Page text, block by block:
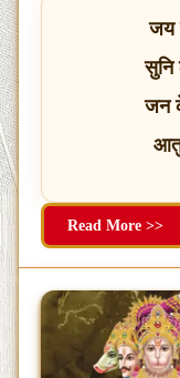
जय
सुनि
जन
Read More >>